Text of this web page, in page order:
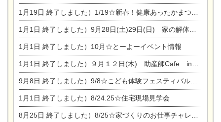
1月19日 終了しました）1/19☆新春！健康あったかまつり＆増改築リフォームまつり
1月1日 終了しました）9月28日(土)29日(日) 家の解体なんでも相談会
1月1日 終了しました）10月☆とーよーイベント情報
1月1日 終了しました）９月１２日(木) 助産師Cafe in東陽住建
9月8日 終了しました）9/8☆こども体験フェスティバル☆一宮市民会館
1月1日 終了しました）8/24.25☆住宅現場見学会
8月25日 終了しました）8/25☆家づくりのお仕事チャレンジ